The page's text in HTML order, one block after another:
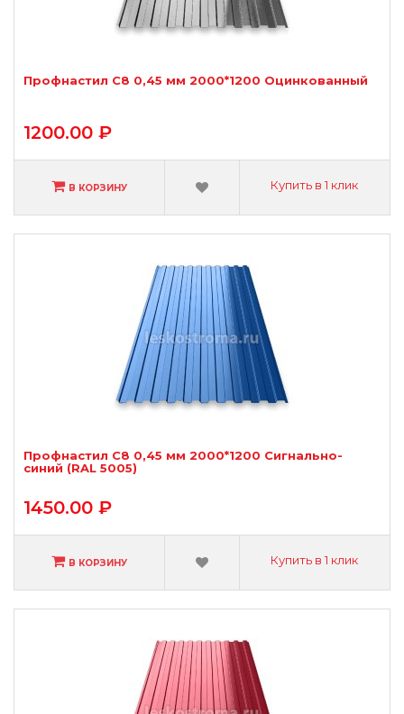
Профнастил С8 0,45 мм 2000*1200 Оцинкованный
1200.00 ₽
В КОРЗИНУ Купить в 1 клик
Профнастил С8 0,45 мм 2000*1200 Сигнально-
синий (RAL 5005)
1450.00 ₽
В КОРЗИНУ Купить в 1 клик